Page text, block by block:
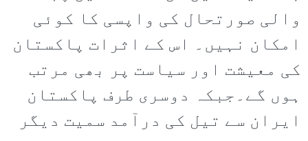
والی صورتحال کی واپسی کا کوئی
امکان نہیں۔ اس کے اثرات پاکستان
کی معیشت اور سیاست پر بھی مرتب
ہوں گے۔جبکہ دوسری طرف پاکستان
ایران سے تیل کی درآمد سمیت دیگر